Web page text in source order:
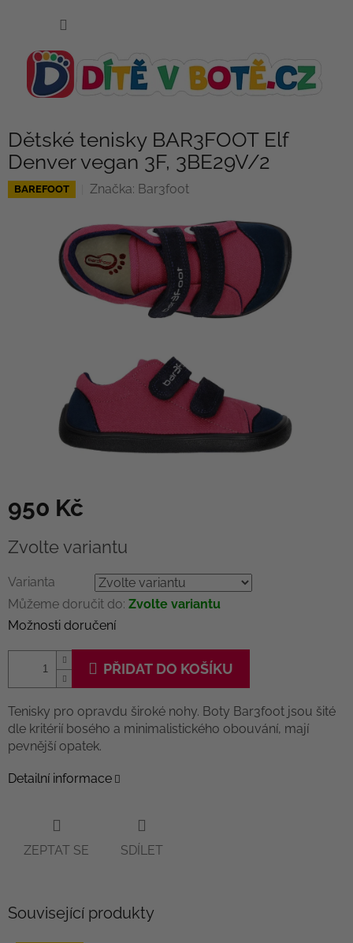
Dětské tenisky BAR3FOOT Elf
Denver vegan 3F, 3BE29V/2
BAREFOOT Značka: Bar3foot
950 Kč
cena:
Zvolte variantu
Varianta
Můžeme doručit do: Zvolte variantu
Možnosti doručení
PŘIDAT DO KOŠÍKU
Tenisky pro opravdu široké nohy. Boty Bar3foot jsou šité
dle kritérií bosého a minimalistického obouvání, mají
pevnější opatek.
Detailní informace
ZEPTAT SE SDÍLET
Související produkty